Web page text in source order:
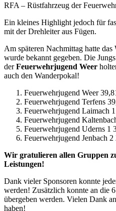
RFA – Rüstfahrzeug der
Ein kleines Highlight jedoch für
mit der Drehleiter aus Fügen.
Am späteren Nachmittag hatte
wurde bekannt gegeben. Die
derFeuerwehrjugend Weer
auch den Wanderpokal!
Feuerwehrjugend Weer
Feuerwehrjugend Terfens
Feuerwehrjugend Laimach
Feuerwehrjugend
Feuerwehrjugend Uderns 1
Feuerwehrjugend Jenbach
Wir gratulieren allen Gruppen
Leistungen!
Dank vieler Sponsoren konnte
werden! Zusätzlich konnte an die
übergeben werden. Vielen Dank
haben!